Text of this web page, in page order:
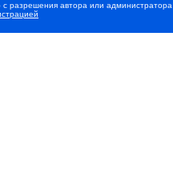
разрешения автора или